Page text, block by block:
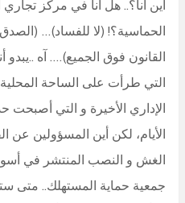
أين أنا؟.. هل أنا في مركز
الحماسية؟! (لا للفساد)…
القانون فوق الجميع)…. آه
التي طرأت على الساحة
الإداري الأخيرة و التي
الأيام، لكن أين المسؤولين عن
الغش و النصب المنتشر في
جمعية حماية المستهلك.. متى